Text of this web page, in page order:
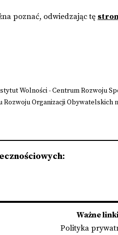
poznać, odwiedzając tę
Wolności - Centrum Rozwoju
Organizacji Obywatelskich
Ważne
Polityka